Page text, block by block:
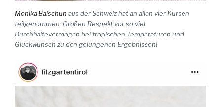
Monika Balschun aus der Schweiz hat an allen vier Kursen
teilgenommen: Großen Respekt vor so viel
Durchhaltevermögen bei tropischen Temperaturen und
Glückwunsch zu den gelungenen Ergebnissen!